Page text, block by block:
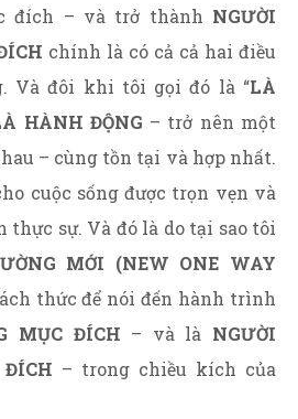
đích – và trở thành NGƯỜI
chính là có cả cả hai điều
Và đôi khi tôi gọi đó là “LÀ
HÀNH ĐỘNG – trở nên một
– cùng tồn tại và hợp nhất.
cuộc sống được trọn vẹn và
thực sự. Và đó là do tại sao tôi
MỚI (NEW ONE WAY
thức để nói đến hành trình
MỤC ĐÍCH – và là NGƯỜI
ĐÍCH – trong chiều kích của